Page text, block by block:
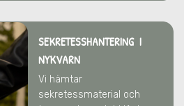
SEKRETESSHANTERING I
NYKVARN
Vi hämtar
sekretessmaterial och